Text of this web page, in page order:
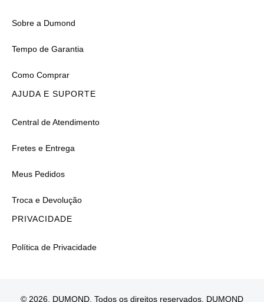
Sobre a Dumond
Tempo de Garantia
Como Comprar
AJUDA E SUPORTE
Central de Atendimento
Fretes e Entrega
Meus Pedidos
Troca e Devolução
PRIVACIDADE
Política de Privacidade
© 2026, DUMOND. Todos os direitos reservados. DUMOND